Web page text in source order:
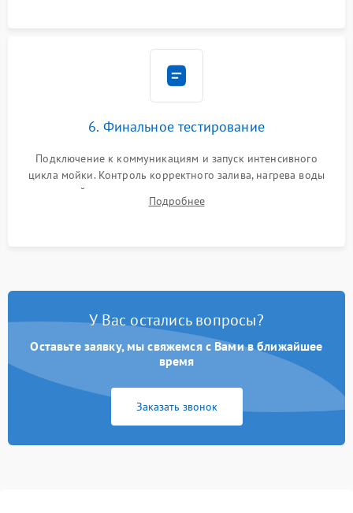
6. Финальное тестирование
Подключение к коммуникациям и запуск интенсивного
цикла мойки. Контроль корректного залива, нагрева воды
до нужной температуры, отсутствия посторонних шумов,
штатного слива и абсолютной сухости в поддоне.
Подробнее
У Вас остались вопросы?
Оставьте заявку, мы свяжемся с Вами в ближайшее
время
Заказать звонок